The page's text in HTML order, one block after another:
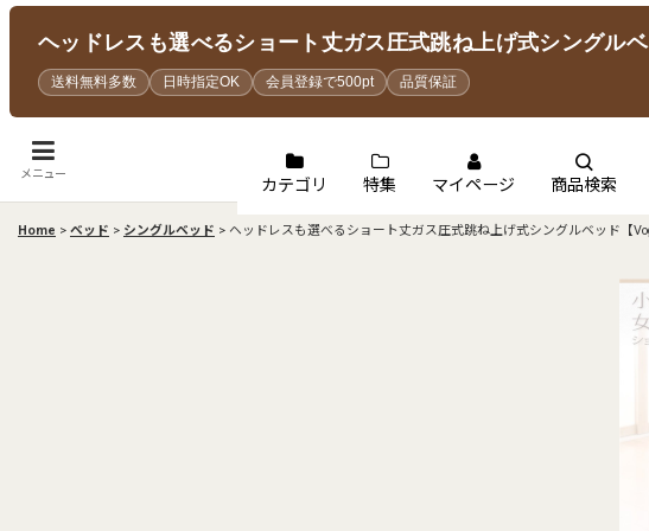
ヘッドレスも選べるショート丈ガス圧式跳ね上げ式シングル
送料無料多数 日時指定OK 会員登録で500pt 品質保証
メニュー
カテゴリ 特集 マイページ 商品検索
Home > ベッド > シングルベッド > ヘッドレスも選べるショート丈ガス圧式跳ね上げ式シングルベッド【